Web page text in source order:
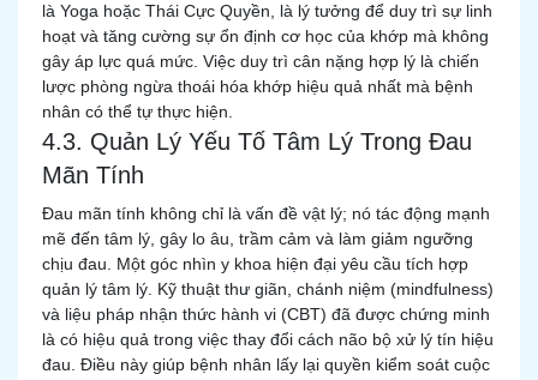
là Yoga hoặc Thái Cực Quyền, là lý tưởng để duy trì sự linh
hoạt và tăng cường sự ổn định cơ học của khớp mà không
gây áp lực quá mức. Việc duy trì cân nặng hợp lý là chiến
lược phòng ngừa thoái hóa khớp hiệu quả nhất mà bệnh
nhân có thể tự thực hiện.
4.3. Quản Lý Yếu Tố Tâm Lý Trong Đau
Mãn Tính
Đau mãn tính không chỉ là vấn đề vật lý; nó tác động mạnh
mẽ đến tâm lý, gây lo âu, trầm cảm và làm giảm ngưỡng
chịu đau. Một góc nhìn y khoa hiện đại yêu cầu tích hợp
quản lý tâm lý. Kỹ thuật thư giãn, chánh niệm (mindfulness)
và liệu pháp nhận thức hành vi (CBT) đã được chứng minh
là có hiệu quả trong việc thay đổi cách não bộ xử lý tín hiệu
đau. Điều này giúp bệnh nhân lấy lại quyền kiểm soát cuộc